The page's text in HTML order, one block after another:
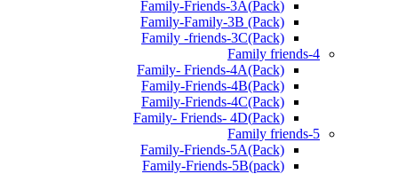
(Pack)Family-Friends-3A
Family-Family-3B (Pack)
Family -friends-3C(Pack)
Family friends-4
Family- Friends-4A(Pack)
Family-Friends-4B(Pack)
Family-Friends-4C(Pack)
(Pack)Family- Friends- 4D
Family friends-5
Family-Friends-5A(Pack)
(pack)Family-Friends-5B